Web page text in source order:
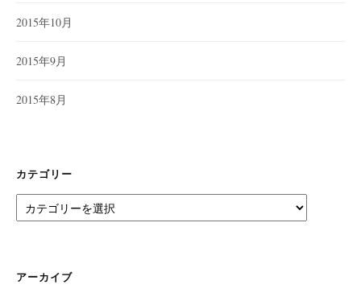
2015年10月
2015年9月
2015年8月
カテゴリー
テ
ー
アーカイブ